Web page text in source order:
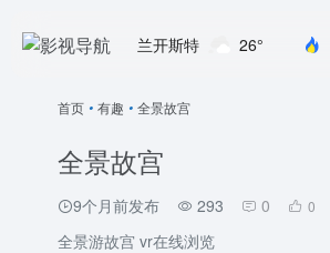
兰开斯特 26°
首页 • 有趣 • 全景故宫
全景故宫
9个月前发布 293 0 0
全景游故宫 vr在线浏览